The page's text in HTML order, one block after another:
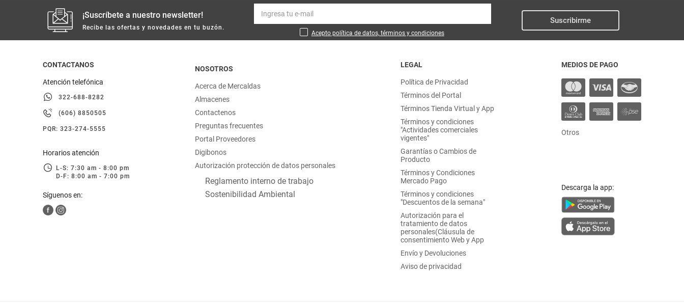
¡Suscríbete a nuestro newsletter!
Recibe las ofertas y novedades en tu buzón.
Acepto política de datos, términos y condiciones
Suscribirme
CONTACTANOS
Atención telefónica
322-688-8282
(606) 8850505
PQR: 323-274-5555
Horarios atención
L-S: 7:30 am - 8:00 pm
D-F: 8:00 am - 7:00 pm
Síguenos en:
NOSOTROS
Acerca de Mercaldas
Almacenes
Contactenos
Preguntas frecuentes
Portal Proveedores
Digibonos
Autorización protección de datos personales
Reglamento interno de trabajo
Sostenibilidad Ambiental
LEGAL
Política de Privacidad
Términos del Portal
Términos Tienda Virtual y App
Términos y condiciones
"Actividades comerciales
vigentes"
Garantías o Cambios de
Producto
Términos y Condiciones
Mercado Pago
Términos y condiciones
"Descuentos de la semana"
Autorización para el
tratamiento de datos
personales(Cláusula de
consentimiento Web y App
Envío y Devoluciones
Aviso de privacidad
MEDIOS DE PAGO
Otros
Descarga la app: